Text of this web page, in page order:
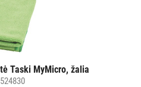
Taski MyMicro, žalia